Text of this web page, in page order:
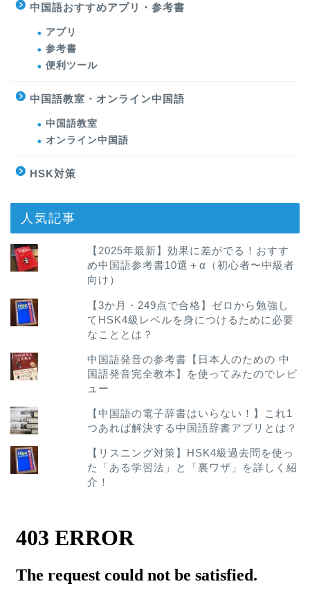
中国語おすすめアプリ・参考書
アプリ
参考書
便利ツール
中国語教室・オンライン中国語
中国語教室
オンライン中国語
HSK対策
人気記事
【2025年最新】効果に差がでる！おすす
め中国語参考書10選＋α（初心者〜中級者
向け）
【3か月・249点で合格】ゼロから勉強し
てHSK4級レベルを身につけるために必要
なこととは？
中国語発音の参考書【日本人のための 中
国語発音完全教本】を使ってみたのでレビ
ュー
【中国語の電子辞書はいらない！】これ1
つあれば解決する中国語辞書アプリとは？
【リスニング対策】HSK4級過去問を使っ
た「ある学習法」と「裏ワザ」を詳しく紹
介！